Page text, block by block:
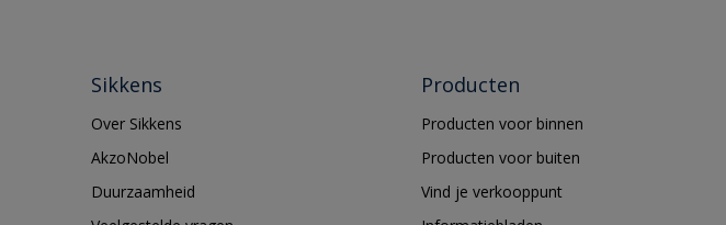
Sikkens
Over Sikkens
AkzoNobel
Duurzaamheid
Producten
Producten voor binnen
Producten voor buiten
Vind je verkooppunt